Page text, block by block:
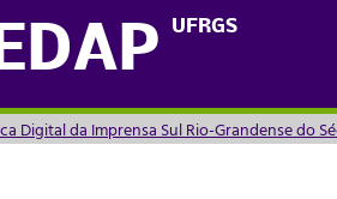
UFRGS
Digital da Imprensa Sul Rio-Grandense do